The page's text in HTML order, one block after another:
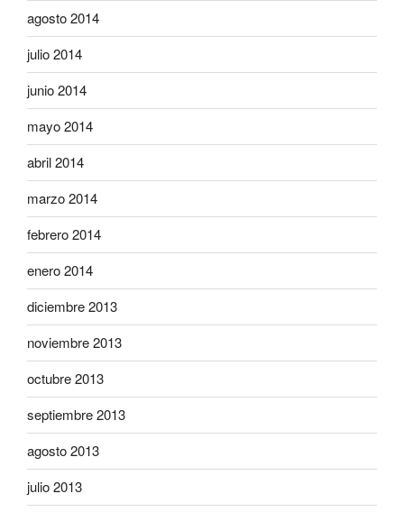
agosto 2014
julio 2014
junio 2014
mayo 2014
abril 2014
marzo 2014
febrero 2014
enero 2014
diciembre 2013
noviembre 2013
octubre 2013
septiembre 2013
agosto 2013
julio 2013